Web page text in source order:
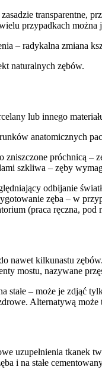
transparentne,
przypadkach
– radykalna zmiana
naturalnych zębów.
lub innego
anatomicznych
próchnicą
szkliwa – zęby
odbijanie
zęba – w
(praca ręczna,
nawet kilkunastu
mostu, nazywane
stałe – może je zdjąć
Alternatywą
uzupełnienia tkanek
i na stałe